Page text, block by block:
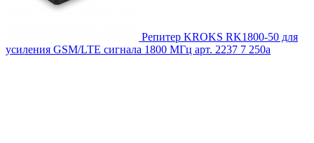
Репитер KROKS RK1800-50 для
усиления GSM/LTE сигнала 1800 МГц арт. 2237 7 250a